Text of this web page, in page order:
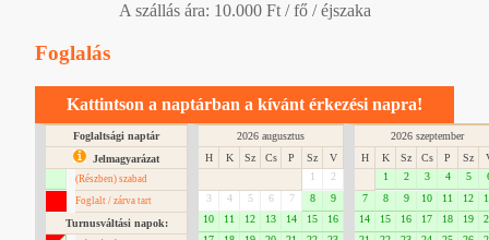
A szállás ára: 10.000 Ft / fő / éjszaka
Foglalás
Kattintson a naptárban a kívánt érkezési napra!
Foglaltsági naptár
Jelmagyarázat
(Részben) szabad
Foglalt / zárva tart
Turnusváltási napok:
2026 augusztus
H
K Sz Cs P Sz
V
1
2
3
4 5 6 7 8
9
10
11 12 13 14 15
16
2026 szeptember
H
K Sz Cs P Sz
1
2 3 4 5
7
8 9 10 11 12
14
15 16 17 18 19